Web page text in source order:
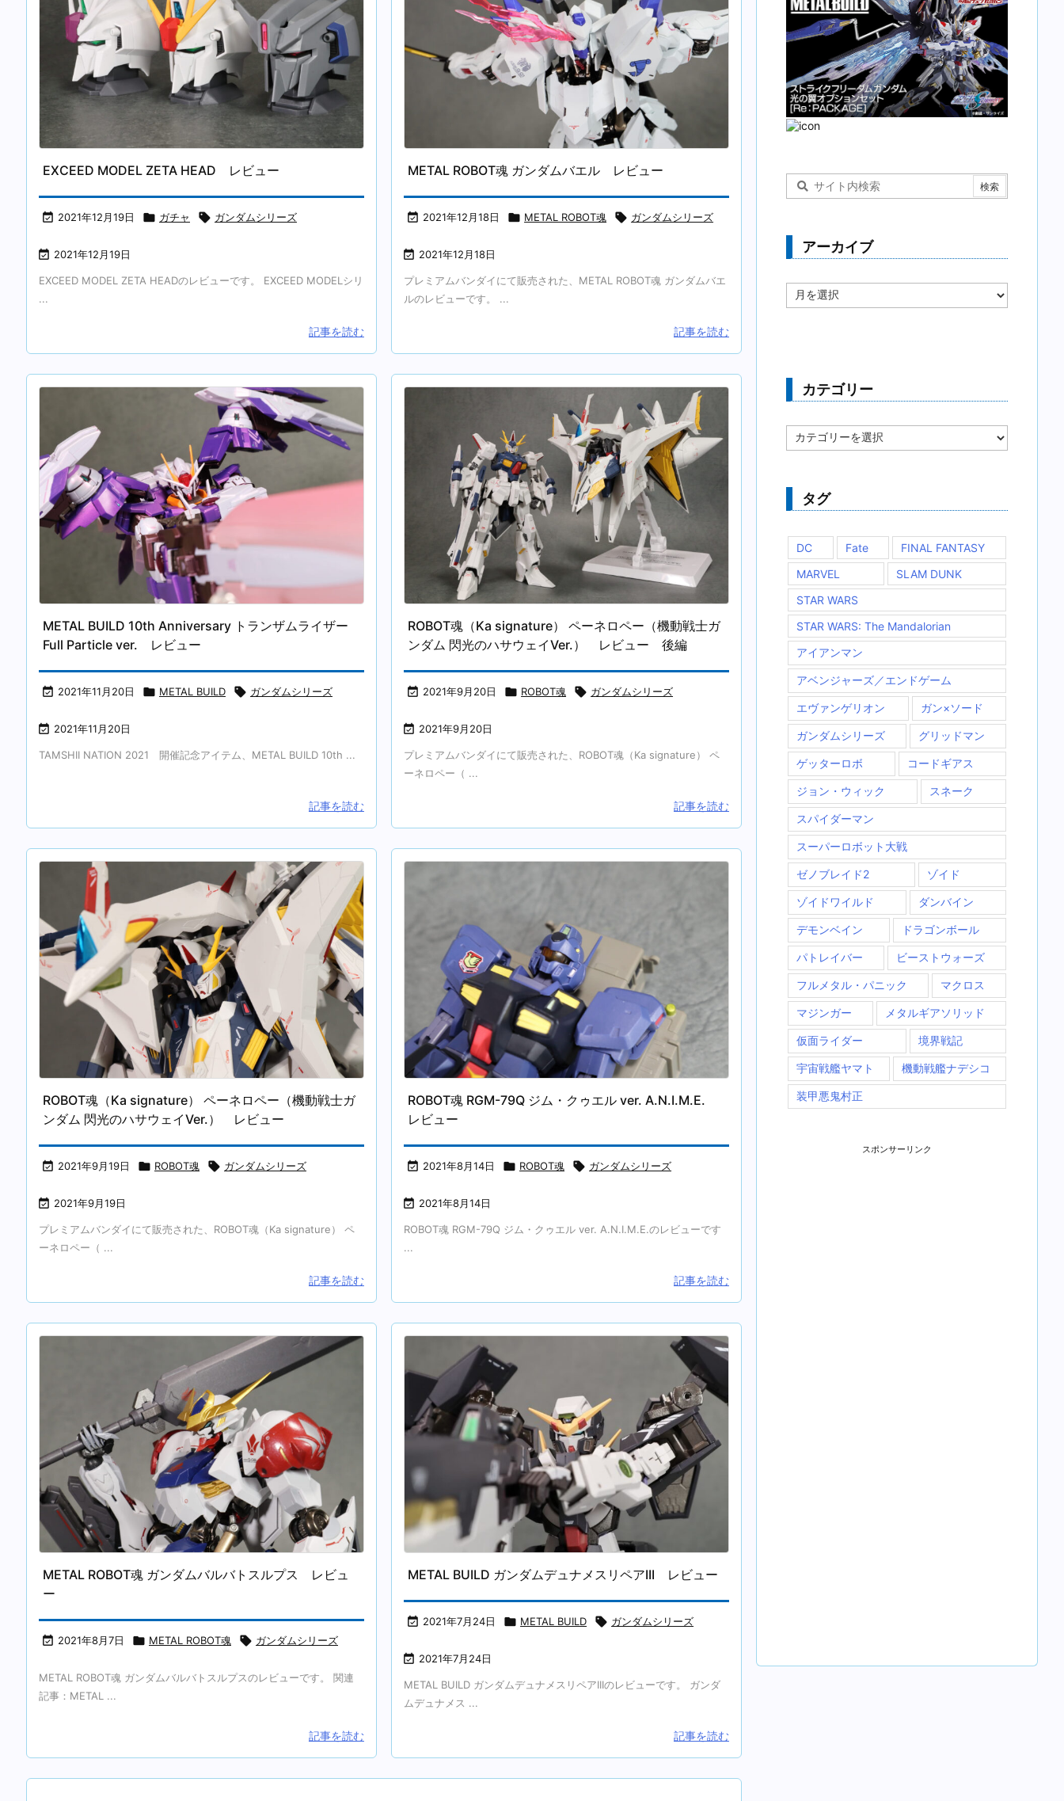
EXCEED MODEL ZETA HEAD レビュー
 2021年12月19日  ガチャ  ガンダムシリーズ
 2021年12月19日
EXCEED MODEL ZETA HEADのレビューです。 EXCEED MODELシリ
...
記事を読む
METAL ROBOT魂 ガンダムバエル レビュー
 2021年12月18日  METAL ROBOT魂  ガンダムシリーズ
 2021年12月18日
プレミアムバンダイにて販売された、METAL ROBOT魂 ガンダムバエ
ルのレビューです。 ...
記事を読む
METAL BUILD 10th Anniversary トランザムライザー
Full Particle ver. レビュー
 2021年11月20日  METAL BUILD  ガンダムシリーズ
 2021年11月20日
TAMSHII NATION 2021 開催記念アイテム、METAL BUILD 10th ...
記事を読む
ROBOT魂（Ka signature） ペーネロペー（機動戦士ガ
ンダム 閃光のハサウェイVer.） レビュー 後編
 2021年9月20日  ROBOT魂  ガンダムシリーズ
 2021年9月20日
プレミアムバンダイにて販売された、ROBOT魂（Ka signature） ペ
ーネロペー（ ...
記事を読む
ROBOT魂（Ka signature） ペーネロペー（機動戦士ガ
ンダム 閃光のハサウェイVer.） レビュー
 2021年9月19日  ROBOT魂  ガンダムシリーズ
 2021年9月19日
プレミアムバンダイにて販売された、ROBOT魂（Ka signature） ペ
ーネロペー（ ...
記事を読む
ROBOT魂 RGM-79Q ジム・クゥエル ver. A.N.I.M.E.
レビュー
 2021年8月14日  ROBOT魂  ガンダムシリーズ
 2021年8月14日
ROBOT魂 RGM-79Q ジム・クゥエル ver. A.N.I.M.E.のレビューです
...
記事を読む
METAL ROBOT魂 ガンダムバルバトスルプス レビュ
ー
 2021年8月7日  METAL ROBOT魂  ガンダムシリーズ
METAL ROBOT魂 ガンダムバルバトスルプスのレビューです。 関連
記事：METAL ...
記事を読む
METAL BUILD ガンダムデュナメスリペアIII レビュー
 2021年7月24日  METAL BUILD  ガンダムシリーズ
 2021年7月24日
METAL BUILD ガンダムデュナメスリペアIIIのレビューです。 ガンダ
ムデュナメス ...
記事を読む
アーカイブ
ー
カテゴリー
テ
ー
タグ
DC Fate
FINAL FANTASY
MARVEL
SLAM DUNK
STAR WARS
STAR WARS: The Mandalorian
アイアンマン
アベンジャーズ／エンドゲーム
エヴァンゲリオン ガン×ソード
ガンダムシリーズ グリッドマン
ゲッターロボ コードギアス
ジョン・ウィック スネーク
スパイダーマン
スーパーロボット大戦
ゼノブレイド2 ゾイド
ゾイドワイルド ダンバイン
デモンベイン ドラゴンボール
パトレイバー ビーストウォーズ
フルメタル・パニック マクロス
マジンガー メタルギアソリッド
仮面ライダー 境界戦記
宇宙戦艦ヤマト 機動戦艦ナデシコ
装甲悪鬼村正
スポンサーリンク